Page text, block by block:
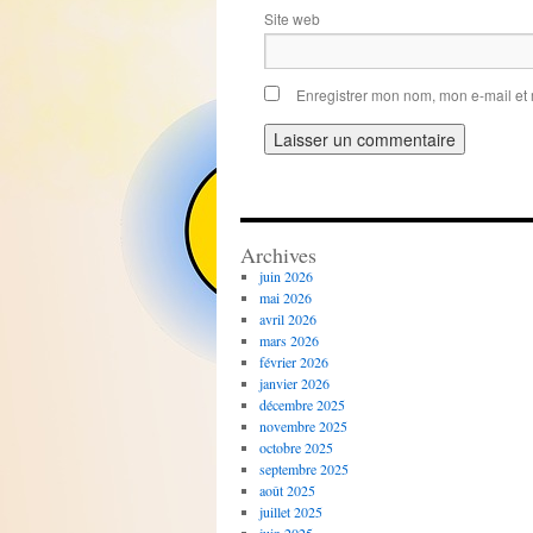
Site web
Enregistrer mon nom, mon e-mail
Archives
juin 2026
mai 2026
avril 2026
mars 2026
février 2026
janvier 2026
décembre 2025
novembre 2025
octobre 2025
septembre 2025
août 2025
juillet 2025